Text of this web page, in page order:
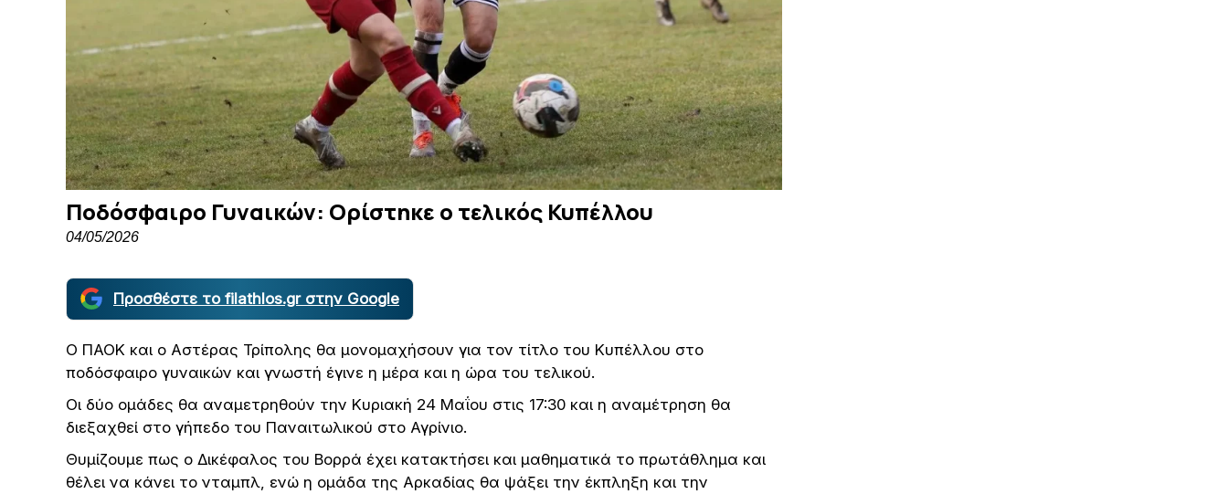
Ποδόσφαιρο Γυναικών: Ορίστηκε ο τελικός Κυπέλλου
04/05/2026
Προσθέστε το filathlos.gr στην Google
Ο ΠΑΟΚ και ο Αστέρας Τρίπολης θα μονομαχήσουν για τον τίτλο του Κυπέλλου στο
ποδόσφαιρο γυναικών και γνωστή έγινε η μέρα και η ώρα του τελικού.
Οι δύο ομάδες θα αναμετρηθούν την Κυριακή 24 Μαΐου στις 17:30 και η αναμέτρηση θα
διεξαχθεί στο γήπεδο του Παναιτωλικού στο Αγρίνιο.
Θυμίζουμε πως ο Δικέφαλος του Βορρά έχει κατακτήσει και μαθηματικά το πρωτάθλημα και
θέλει να κάνει το νταμπλ, ενώ η ομάδα της Αρκαδίας θα ψάξει την έκπληξη και την